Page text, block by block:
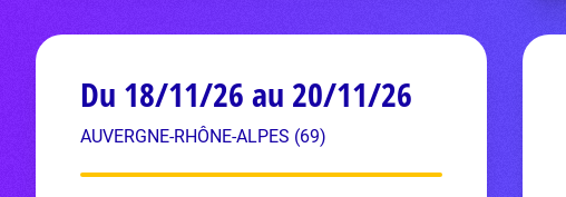
Du 18/11/26 au 20/11/26
AUVERGNE-RHÔNE-ALPES (69)